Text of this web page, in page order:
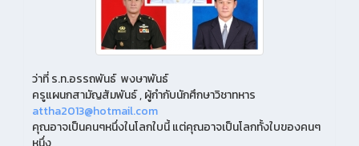
ว่าที่ ร.ท.อรรถพันธ์ พงษาพันธ์
ครูแผนกสามัญสัมพันธ์ , ผู้กำกับนักศึกษาวิชาทหาร
attha2013@hotmail.com
คุณอาจเป็นคนๆหนึ่งในโลกใบนี้ แต่คุณอาจเป็นโลกทั้งใบของคนๆ